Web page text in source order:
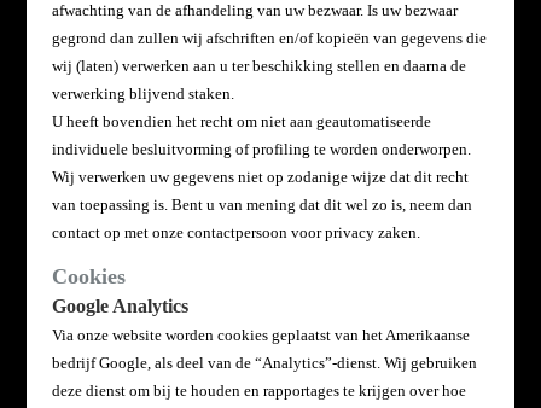
afwachting van de afhandeling van uw bezwaar. Is uw bezwaar
gegrond dan zullen wij afschriften en/of kopieën van gegevens die
wij (laten) verwerken aan u ter beschikking stellen en daarna de
verwerking blijvend staken.
U heeft bovendien het recht om niet aan geautomatiseerde
individuele besluitvorming of profiling te worden onderworpen.
Wij verwerken uw gegevens niet op zodanige wijze dat dit recht
van toepassing is. Bent u van mening dat dit wel zo is, neem dan
contact op met onze contactpersoon voor privacy zaken.
Cookies
Google Analytics
Via onze website worden cookies geplaatst van het Amerikaanse
bedrijf Google, als deel van de “Analytics”-dienst. Wij gebruiken
deze dienst om bij te houden en rapportages te krijgen over hoe